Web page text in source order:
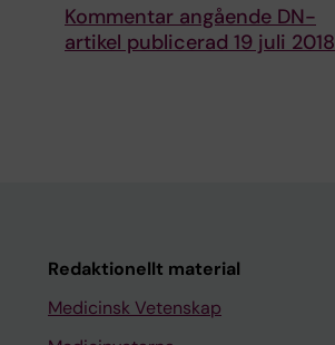
Kommentar angående DN-
artikel publicerad 19 juli 2018
Redaktionellt material
Medicinsk Vetenskap